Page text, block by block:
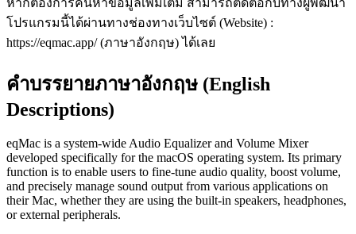
หากต้องการค้นหาข้อมูลเพิ่มเติม สามารถติดต่อกับทางผู้พัฒนา
โปรแกรมนี้ได้ผ่านทางช่องทางเว็บไซต์ (Website) :
https://eqmac.app/ (ภาษาอังกฤษ) ได้เลย
คำบรรยายภาษาอังกฤษ (English
Descriptions)
eqMac is a system-wide Audio Equalizer and Volume Mixer
developed specifically for the macOS operating system. Its primary
function is to enable users to fine-tune audio quality, boost volume,
and precisely manage sound output from various applications on
their Mac, whether they are using the built-in speakers, headphones,
or external peripherals.